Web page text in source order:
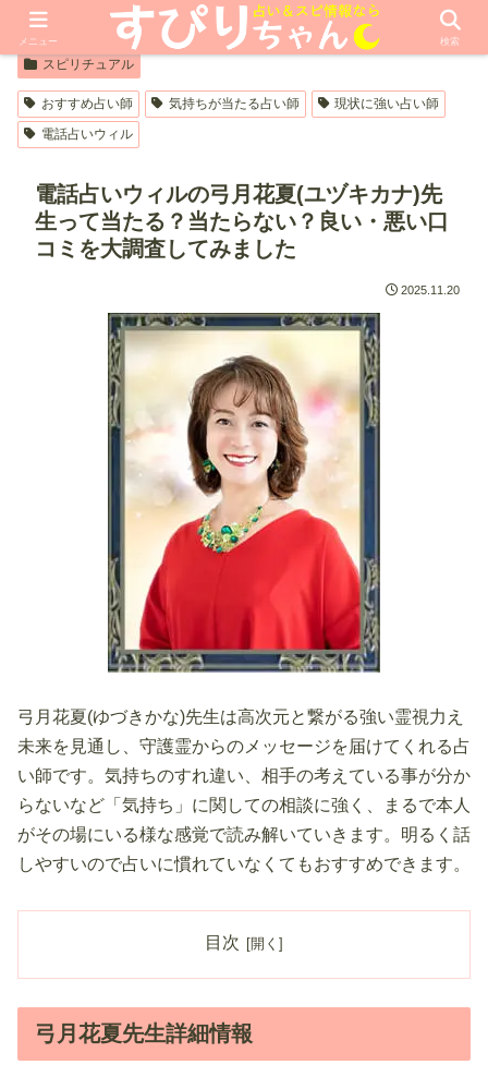
【PR】本ページはプロモーションが含まれています
スピリチュアル
おすすめ占い師 気持ちが当たる占い師
現状に強い占い師
電話占いウィル
電話占いウィルの弓月花夏(ユヅキカナ)先
生って当たる？当たらない？良い・悪い口
コミを大調査してみました
2025.11.20
弓月花夏(ゆづきかな)先生は高次元と繋がる強い霊視力え
未来を見通し、守護霊からのメッセージを届けてくれる占
い師です。気持ちのすれ違い、相手の考えている事が分か
らないなど「気持ち」に関しての相談に強く、まるで本人
がその場にいる様な感覚で読み解いていきます。明るく話
しやすいので占いに慣れていなくてもおすすめできます。
目次
弓月花夏先生詳細情報
メニュー 検索